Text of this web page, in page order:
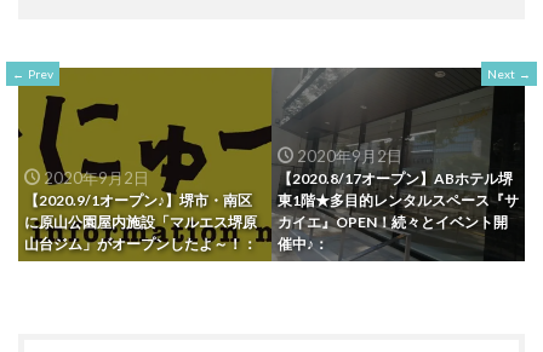
Prev
2020年9月2日
【2020.9/1オープン♪】堺市・南区
に原山公園屋内施設「マルエス堺原
山台ジム」がオープンしたよ～！：
Next
2020年9月2日
【2020.8/17オープン】ABホテル堺
東1階★多目的レンタルスペース『サ
カイエ』OPEN！続々とイベント開
催中♪：